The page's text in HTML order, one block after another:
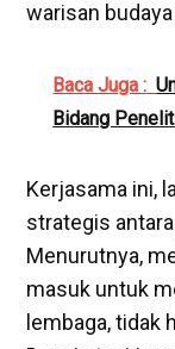
warisan budaya
Baca Juga :
Bidang
Kerjasama ini,
strategis
Menurutnya,
masuk untuk
lembaga, tidak